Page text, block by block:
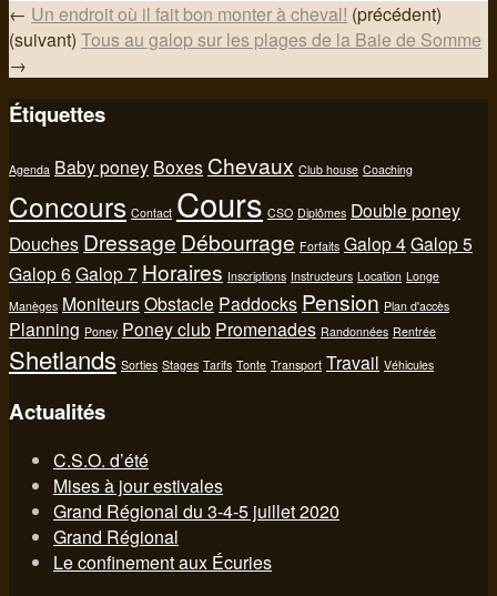
← Un endroit où il fait bon monter à cheval! (précédent)
(suivant) Tous au galop sur les plages de la Baie de Somme
→
Étiquettes
Agenda Baby poney Boxes Chevaux Club house Coaching
Concours Contact Cours CSO Diplômes Double poney
Douches Dressage Débourrage Forfaits Galop 4Galop 5
Galop 6 Galop 7 Horaires Inscriptions Instructeurs Location Longe
Manèges MoniteursObstacle Paddocks Pension Plan d'accès
Planning Poney Poney club Promenades Randonnées Rentrée
Shetlands Sorties Stages Tarifs Tonte Transport Travail Véhicules
Actualités
C.S.O. d’été
Mises à jour estivales
Grand Régional du 3-4-5 juillet 2020
Grand Régional
Le confinement aux Écuries